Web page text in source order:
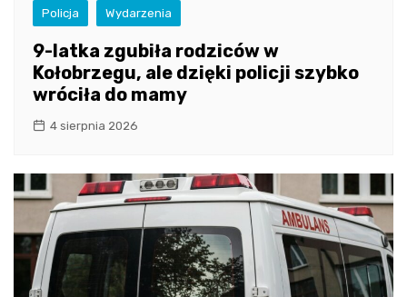
Policja Wydarzenia
9-latka zgubiła rodziców w
Kołobrzegu, ale dzięki policji szybko
wróciła do mamy
4 sierpnia 2026